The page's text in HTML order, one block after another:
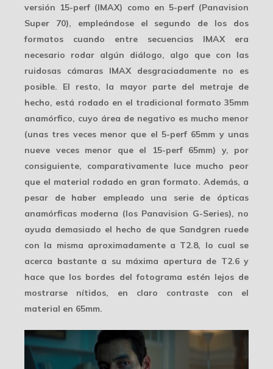
versión 15-perf (IMAX) como en 5-perf (Panavision
Super 70), empleándose el segundo de los dos
formatos cuando entre secuencias IMAX era
necesario rodar algún diálogo, algo que con las
ruidosas cámaras IMAX desgraciadamente no es
posible. El resto, la mayor parte del metraje de
hecho, está rodado en el tradicional formato 35mm
anamórfico, cuyo área de negativo es mucho menor
(unas tres veces menor que el 5-perf 65mm y unas
nueve veces menor que el 15-perf 65mm) y, por
consiguiente, comparativamente luce mucho peor
que el material rodado en gran formato. Además, a
pesar de haber empleado una serie de ópticas
anamórficas moderna (los Panavision G-Series), no
ayuda demasiado el hecho de que Sandgren ruede
con la misma aproximadamente a T2.8, lo cual se
acerca bastante a su máxima apertura de T2.6 y
hace que los bordes del fotograma estén lejos de
mostrarse nítidos, en claro contraste con el
material en 65mm.